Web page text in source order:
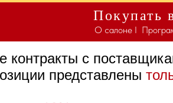
Покупать
О салоне I
контракты с
представлены